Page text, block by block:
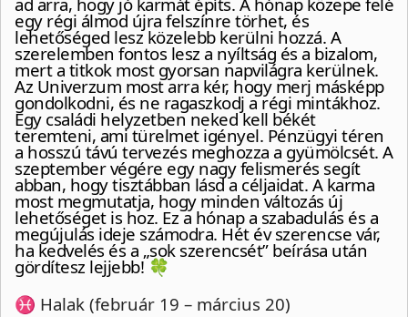
egy régi álmod újra felszínre törhet, és
lehetőséged lesz közelebb kerülni hozzá. A
szerelemben fontos lesz a nyíltság és a bizalom,
mert a titkok most gyorsan napvilágra kerülnek.
Az Univerzum most arra kér, hogy merj másképp
gondolkodni, és ne ragaszkodj a régi mintákhoz.
Egy családi helyzetben neked kell békét
teremteni, ami türelmet igényel. Pénzügyi téren
a hosszú távú tervezés meghozza a gyümölcsét. A
szeptember végére egy nagy felismerés segít
abban, hogy tisztábban lásd a céljaidat. A karma
most megmutatja, hogy minden változás új
lehetőséget is hoz. Ez a hónap a szabadulás és a
megújulás ideje számodra. Hét év szerencse vár,
ha kedvelés és a „sok szerencsét” beírása után
gördítesz lejjebb! 🍀
♓ Halak (február 19 – március 20)